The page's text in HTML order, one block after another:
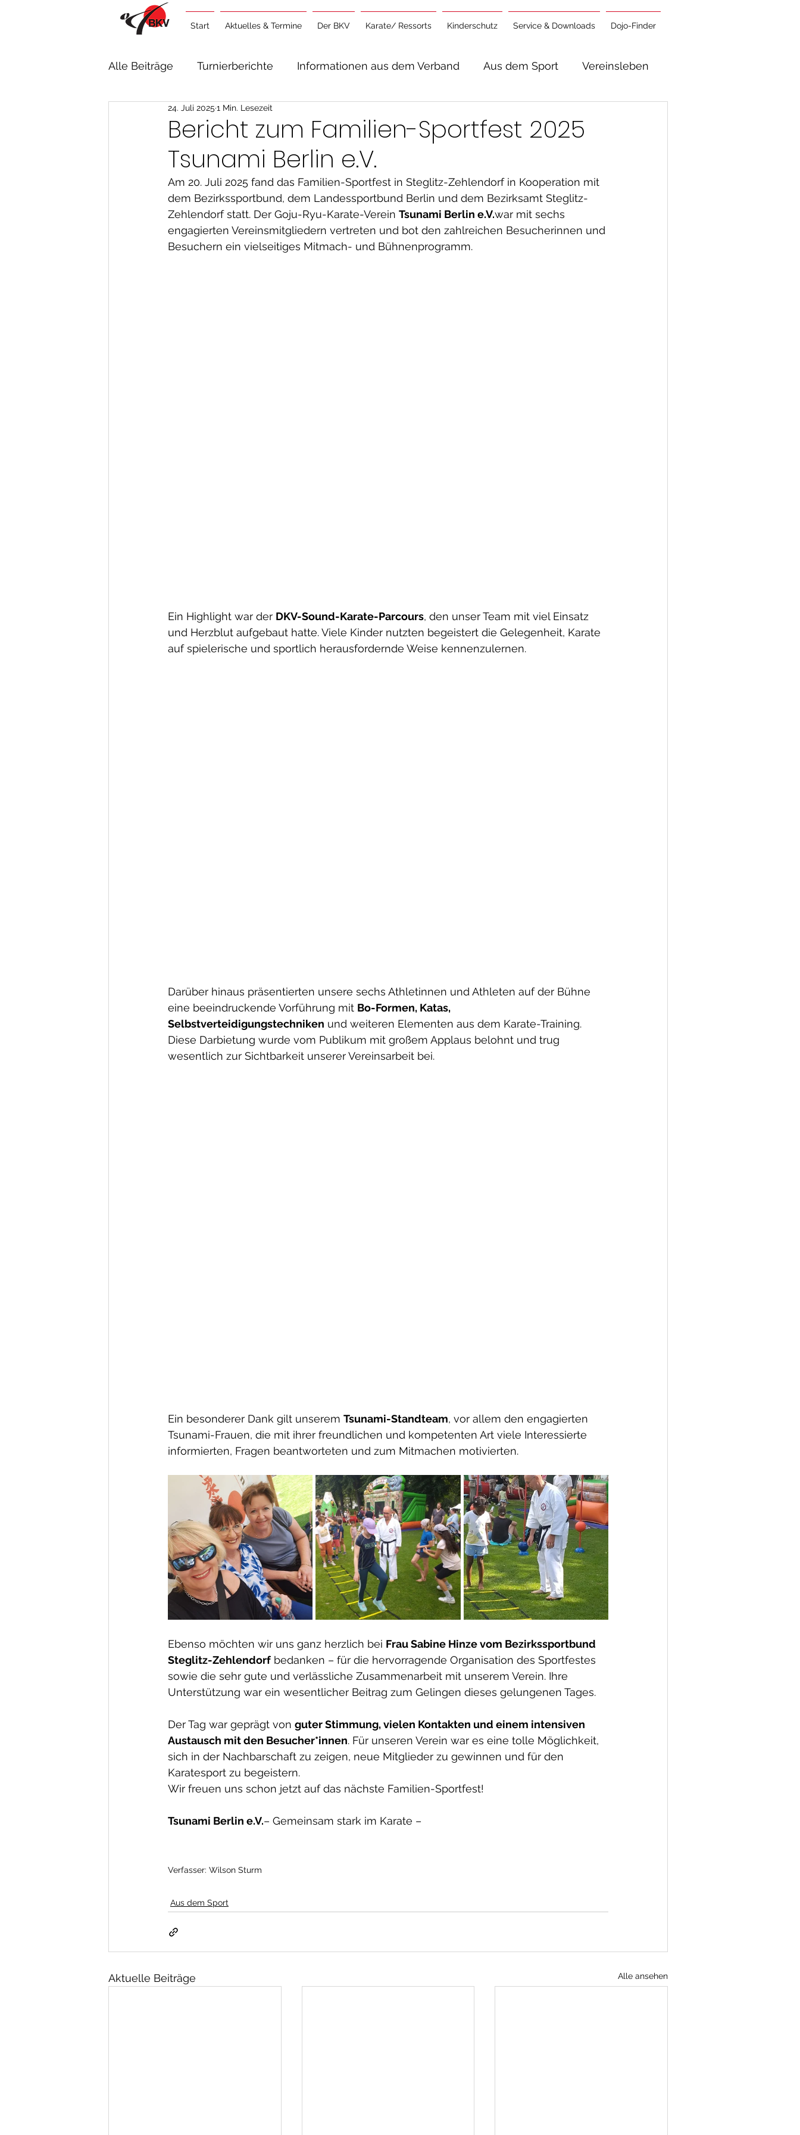
Start Aktuelles & Termine Der BKV Karate/ Ressorts Kinderschutz Service & Downloads Dojo-Finder
Alle Beiträge Turnierberichte Informationen aus dem Verband Aus dem Sport Vereinsleben
Lehrgangsberichte Allgemeine Informationen
Bericht zum Familien-Sportfest 2025
Tsunami Berlin e.V.
24. Juli 2025 1 Min. Lesezeit
Am 20. Juli 2025 fand das Familien-Sportfest in Steglitz-Zehlendorf in Kooperation mit
dem Bezirkssportbund, dem Landessportbund Berlin und dem Bezirksamt Steglitz-
Zehlendorf statt. Der Goju-Ryu-Karate-Verein Tsunami Berlin e.V.war mit sechs
engagierten Vereinsmitgliedern vertreten und bot den zahlreichen Besucherinnen und
Besuchern ein vielseitiges Mitmach- und Bühnenprogramm.
Ein Highlight war der DKV-Sound-Karate-Parcours, den unser Team mit viel Einsatz
und Herzblut aufgebaut hatte. Viele Kinder nutzten begeistert die Gelegenheit, Karate
auf spielerische und sportlich herausfordernde Weise kennenzulernen.
Darüber hinaus präsentierten unsere sechs Athletinnen und Athleten auf der Bühne
eine beeindruckende Vorführung mit Bo-Formen, Katas,
Selbstverteidigungstechniken und weiteren Elementen aus dem Karate-Training.
Diese Darbietung wurde vom Publikum mit großem Applaus belohnt und trug
wesentlich zur Sichtbarkeit unserer Vereinsarbeit bei.
Ein besonderer Dank gilt unserem Tsunami-Standteam, vor allem den engagierten
Tsunami-Frauen, die mit ihrer freundlichen und kompetenten Art viele Interessierte
informierten, Fragen beantworteten und zum Mitmachen motivierten.
Ebenso möchten wir uns ganz herzlich bei Frau Sabine Hinze vom Bezirkssportbund
Steglitz-Zehlendorf bedanken – für die hervorragende Organisation des Sportfestes
sowie die sehr gute und verlässliche Zusammenarbeit mit unserem Verein. Ihre
Unterstützung war ein wesentlicher Beitrag zum Gelingen dieses gelungenen Tages.
Der Tag war geprägt von guter Stimmung, vielen Kontakten und einem intensiven
Austausch mit den Besucher*innen. Für unseren Verein war es eine tolle Möglichkeit,
sich in der Nachbarschaft zu zeigen, neue Mitglieder zu gewinnen und für den
Karatesport zu begeistern.
Wir freuen uns schon jetzt auf das nächste Familien-Sportfest!
Tsunami Berlin e.V.– Gemeinsam stark im Karate –
Verfasser: Wilson Sturm
Aus dem Sport
Aktuelle Beiträge Alle ansehen